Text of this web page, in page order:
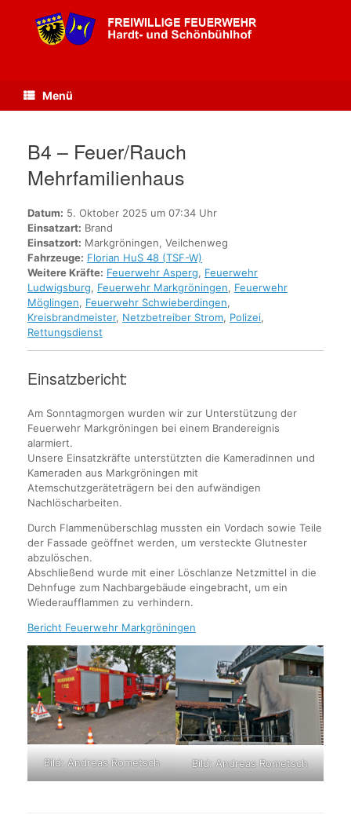
springen
Menü
B4 – Feuer/Rauch
Mehrfamilienhaus
Datum: 5. Oktober 2025 um 07:34 Uhr
Einsatzart: Brand
Einsatzort: Markgröningen, Veilchenweg
Fahrzeuge: Florian HuS 48 (TSF-W)
Weitere Kräfte: Feuerwehr Asperg, Feuerwehr
Ludwigsburg, Feuerwehr Markgröningen, Feuerwehr
Möglingen, Feuerwehr Schwieberdingen,
Kreisbrandmeister, Netzbetreiber Strom, Polizei,
Rettungsdienst
Einsatzbericht:
Am Sonntagmorgen wurden wir zur Unterstützung der
Feuerwehr Markgröningen bei einem Brandereignis
alarmiert.
Unsere Einsatzkräfte unterstützten die Kameradinnen und
Kameraden aus Markgröningen mit
Atemschutzgeräteträgern bei den aufwändigen
Nachlöscharbeiten.
Durch Flammenüberschlag mussten ein Vordach sowie Teile
der Fassade geöffnet werden, um versteckte Glutnester
abzulöschen.
Abschließend wurde mit einer Löschlanze Netzmittel in die
Dehnfuge zum Nachbargebäude eingebracht, um ein
Wiederaufflammen zu verhindern.
Bericht Feuerwehr Markgröningen
Bild: Andreas Rometsch Bild: Andreas Rometsch